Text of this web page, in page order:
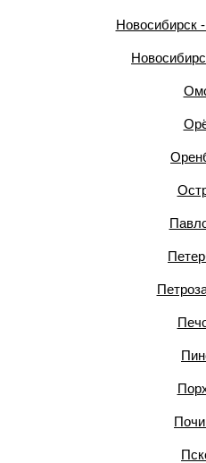
Новосибирск